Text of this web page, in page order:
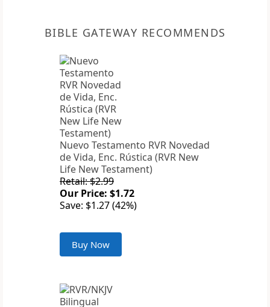
BIBLE GATEWAY RECOMMENDS
Nuevo Testamento RVR Novedad
de Vida, Enc. Rústica (RVR New
Life New Testament)
Retail: $2.99
Our Price: $1.72
Save: $1.27 (42%)
Buy Now